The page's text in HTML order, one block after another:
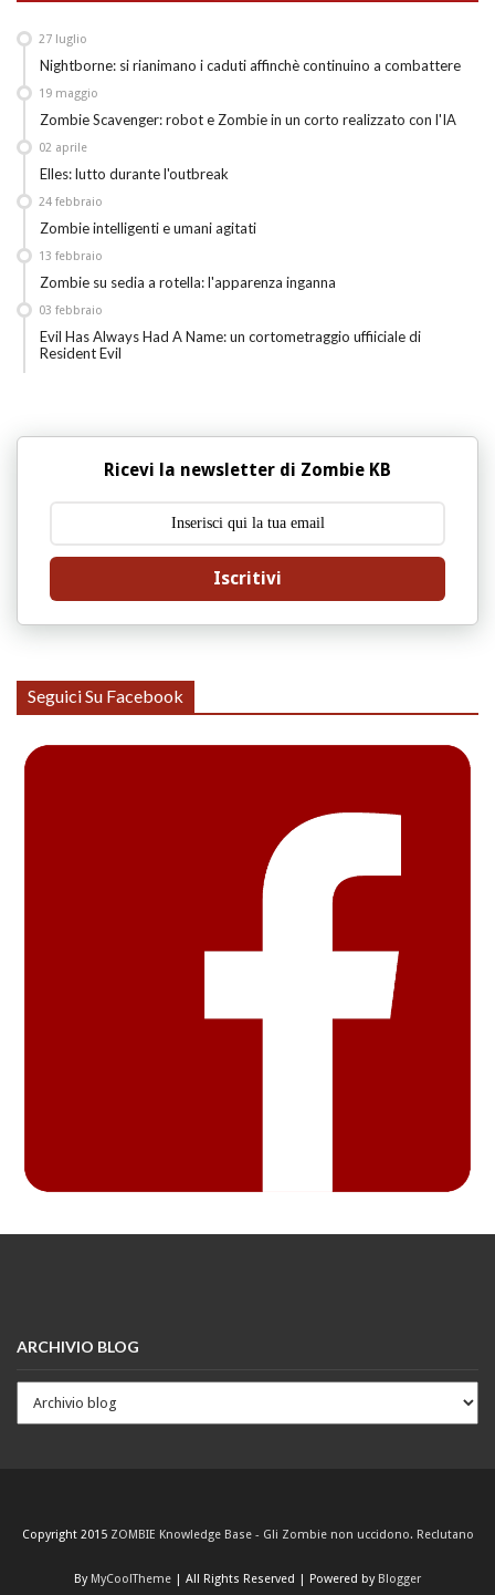
Nightborne: si rianimano i caduti affinchè continuino a combattere
27 luglio
Zombie Scavenger: robot e Zombie in un corto realizzato con l'IA
19 maggio
Elles: lutto durante l'outbreak
02 aprile
Zombie intelligenti e umani agitati
24 febbraio
Zombie su sedia a rotella: l'apparenza inganna
13 febbraio
Evil Has Always Had A Name: un cortometraggio uffiiciale di
Resident Evil
03 febbraio
Ricevi la newsletter di Zombie KB
Iscritivi
Seguici Su Facebook
ARCHIVIO BLOG
Copyright 2015 ZOMBIE Knowledge Base - Gli Zombie non uccidono. Reclutano
By MyCoolTheme | All Rights Reserved | Powered by Blogger